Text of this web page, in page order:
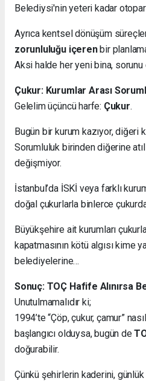
Belediysi'nin yeteri kadar
Ayrıca kentsel dönüşüm
zorunluluğu içerenbir
Aksi halde her yeni bina,
Çukur: Kurumlar Arası
Gelelim üçüncü harfe: Çukur.
Bugün bir kurum kazıyor, diğeri
Sorumluluk birinden diğerine
değişmiyor.
İstanbul’da İSKİ veya farklı
doğal çukurlarla binlerce
Büyükşehire ait kurumları
kapatmasının kötü algısı kime
belediyelerine…
Sonuç: TOÇ Hafife Alınırsa
Unutulmamalıdır ki;
1994’te “Çöp, çukur, çamur”
başlangıcı olduysa, bugün de
doğurabilir.
Çünkü şehirlerin kaderini,